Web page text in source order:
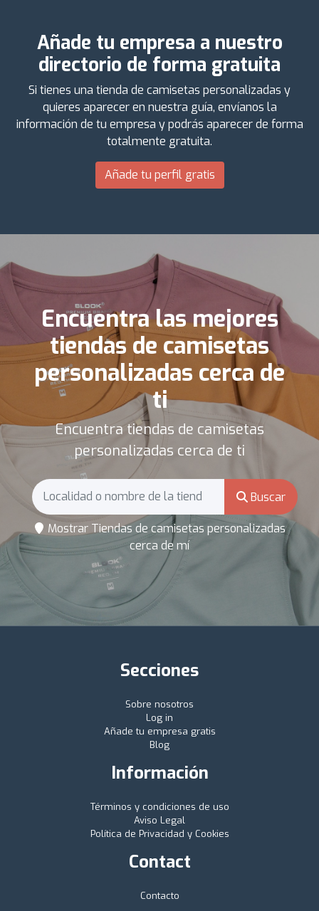
Añade tu empresa a nuestro
directorio de forma gratuita
Si tienes una tienda de camisetas personalizadas y
quieres aparecer en nuestra guía, envíanos la
información de tu empresa y podrás aparecer de forma
totalmente gratuita.
Añade tu perfil gratis
Encuentra las mejores
tiendas de camisetas
personalizadas cerca de
ti
Encuentra tiendas de camisetas
personalizadas cerca de ti
Buscar
Mostrar Tiendas de camisetas personalizadas
cerca de mí
Secciones
Sobre nosotros
Log in
Añade tu empresa gratis
Blog
Información
Términos y condiciones de uso
Aviso Legal
Política de Privacidad y Cookies
Contact
Contacto